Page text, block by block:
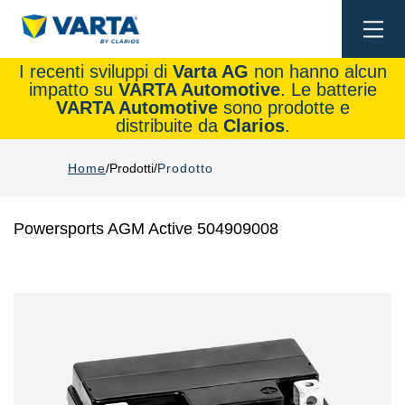
I recenti sviluppi di Varta AG non hanno alcun
impatto su VARTA Automotive. Le batterie
VARTA Automotivesono prodotte e
distribuite da Clarios.
Home Prodotti Prodotto
Powersports AGM Active 504909008